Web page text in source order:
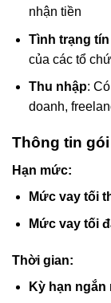
nhận tiền
Tình trạng
của các tổ
Thu nhập:
doanh,
Thông tin
Hạn mức:
Mức vay tối
Mức vay tối
Thời gian:
Kỳ hạn ngắn